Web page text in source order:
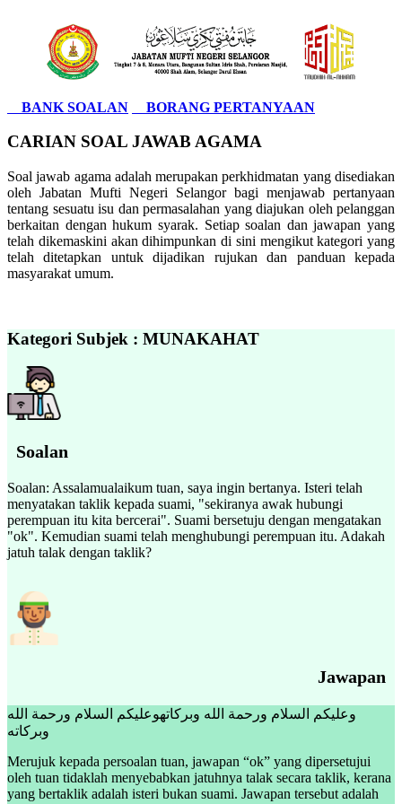
BANK SOALAN BORANG PERTANYAAN
CARIAN SOAL JAWAB AGAMA
Soal jawab agama adalah merupakan perkhidmatan yang disediakan
oleh Jabatan Mufti Negeri Selangor bagi menjawab pertanyaan
tentang sesuatu isu dan permasalahan yang diajukan oleh pelanggan
berkaitan dengan hukum syarak. Setiap soalan dan jawapan yang
telah dikemaskini akan dihimpunkan di sini mengikut kategori yang
telah ditetapkan untuk dijadikan rujukan dan panduan kepada
masyarakat umum.
Kategori Subjek : MUNAKAHAT
Soalan
Soalan: Assalamualaikum tuan, saya ingin bertanya. Isteri telah
menyatakan taklik kepada suami, "sekiranya awak hubungi
perempuan itu kita bercerai". Suami bersetuju dengan mengatakan
"ok". Kemudian suami telah menghubungi perempuan itu. Adakah
jatuh talak dengan taklik?
Jawapan
وعليكم السلام ورحمة الله وبركاتهوعليكم السلام ورحمة الله
وبركاته
Merujuk kepada persoalan tuan, jawapan “ok” yang dipersetujui
oleh tuan tidaklah menyebabkan jatuhnya talak secara taklik, kerana
yang bertaklik adalah isteri bukan suami. Jawapan tersebut adalah